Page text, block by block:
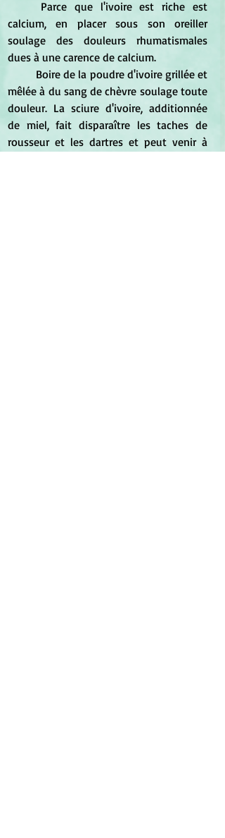
calcium, en placer sous son oreiller
soulage des douleurs rhumatismales
dues à une carence de calcium.
mêlée à du sang de chèvre soulage toute
douleur. La sciure d'ivoire, additionnée
de miel, fait disparaître les taches de
rousseur et les dartres et peut venir à